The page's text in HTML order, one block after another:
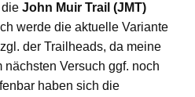
die John Muir Trail (JMT)
werde die aktuelle Variante
der Trailheads, da meine
Versuch ggf. noch
haben sich die